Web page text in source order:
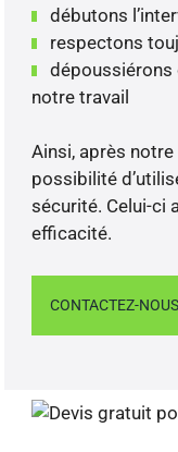
débutons
respectons
dépoussiérons
notre travail
Ainsi, après
possibilité
sécurité. Celui-ci
efficacité.
CONTACTEZ-NOUS